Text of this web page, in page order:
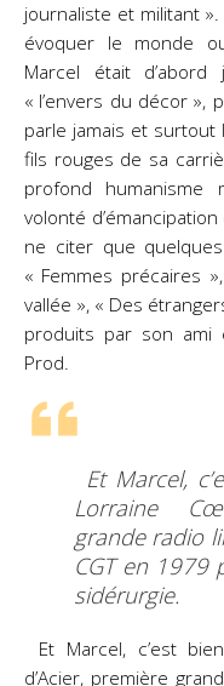
journaliste et militant
évoquer le monde
Marcel était
« l’envers du décor
parle jamais et surtout
fils rouges de sa
profond
volonté
ne citer que
« Femmes précaires
vallée », « Des
produits par son ami
Prod.
Et Marcel,
Lorraine
grande radio
CGT en 1979
sidérurgie.
Et Marcel, c’est
d’Acier, première